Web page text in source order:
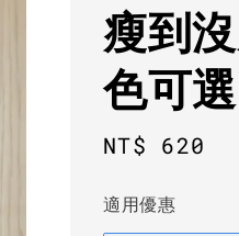
瘦到
色可
Regular
NT$ 620
適用優惠